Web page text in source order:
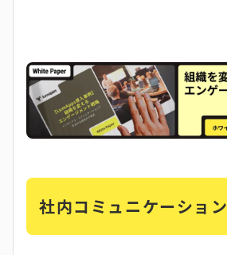
社内コミュニケーション